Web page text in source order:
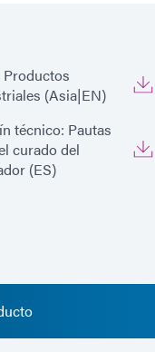
Productos
(Asia|EN)
técnico: Pautas
curado del
(ES)